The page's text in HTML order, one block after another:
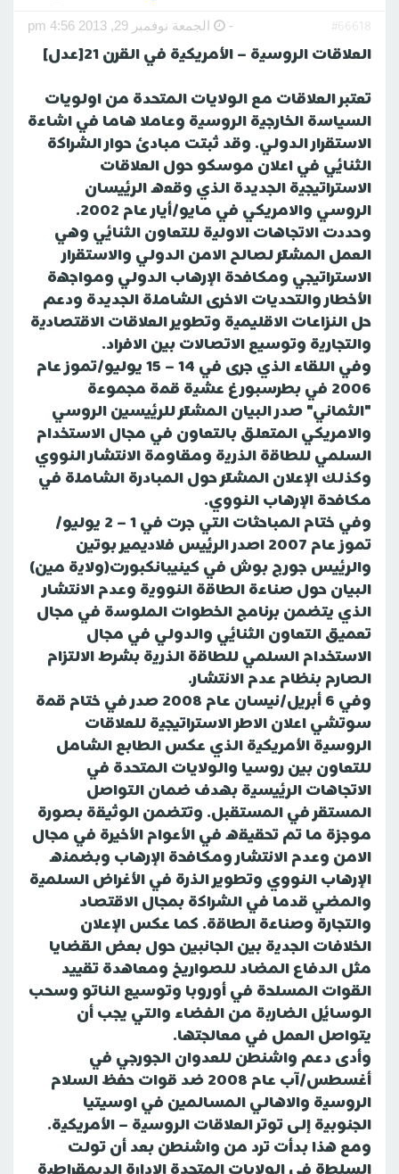
- الجمعة نوفمبر 29, 2013 4:56 pm #66618
العلاقات الروسية – الأمريكية في القرن 21[عدل]
تعتبر العلاقات مع الولايات المتحدة من اولويات
السياسة الخارجية الروسية وعاملا هاما في اشاعة
الاستقرار الدولي. وقد ثبتت مبادئ حوار الشراكة
الثنائي في اعلان موسكو حول العلاقات
الاستراتيجية الجديدة الذي وقعه الرئيسان
الروسي والامريكي في مايو/أيار عام 2002.
وحددت الاتجاهات الاولية للتعاون الثنائي وهي
العمل المشترك لصالح الامن الدولي والاستقرار
الاستراتيجي ومكافحة الإرهاب الدولي ومواجهة
الأخطار والتحديات الاخرى الشاملة الجديدة ودعم
حل النزاعات الاقليمية وتطوير العلاقات الاقتصادية
والتجارية وتوسيع الاتصالات بين الافراد.
وفي اللقاء الذي جرى في 14 – 15 يوليو/تموز عام
2006 في بطرسبورغ عشية قمة مجموعة
"الثماني" صدر البيان المشترك للرئيسين الروسي
والامريكي المتعلق بالتعاون في مجال الاستخدام
السلمي للطاقة الذرية ومقاومة الانتشار النووي
وكذلك الإعلان المشترك حول المبادرة الشاملة في
مكافحة الإرهاب النووي.
وفي ختام المباحثات التي جرت في 1 – 2 يوليو/
تموز عام 2007 اصدر الرئيس فلاديمير بوتين
والرئيس جورج بوش في كينيبانكبورت(ولاية مين)
البيان حول صناعة الطاقة النووية وعدم الانتشار
الذي يتضمن برنامج الخطوات الملوسة في مجال
تعميق التعاون الثنائي والدولي في مجال
الاستخدام السلمي للطاقة الذرية بشرط الالتزام
الصارم بنظام عدم الانتشار.
وفي 6 أبريل/نيسان عام 2008 صدر في ختام قمة
سوتشي اعلان الاطر الاستراتيجية للعلاقات
الروسية الأمريكية الذي عكس الطابع الشامل
للتعاون بين روسيا والولايات المتحدة في
الاتجاهات الرئيسية بهدف ضمان التواصل
المستقر في المستقبل. وتتضمن الوثيقة بصورة
موجزة ما تم تحقيقه في الأعوام الأخيرة في مجال
الامن وعدم الانتشار ومكافحة الإرهاب وبضمنه
الإرهاب النووي وتطوير الذرة في الأغراض السلمية
والمضي قدما في الشراكة بمجال الاقتصاد
والتجارة وصناعة الطاقة. كما عكس الإعلان
الخلافات الجدية بين الجانبين حول بعض القضايا
مثل الدفاع المضاد للصواريخ ومعاهدة تقييد
القوات المسلحة في أوروبا وتوسيع الناتو وسحب
الوسائل الضاربة من الفضاء والتي يجب أن
يتواصل العمل في معالجتها.
وأدى دعم واشنطن للعدوان الجورجي في
أغسطس/آب عام 2008 ضد قوات حفظ السلام
الروسية والاهالي المسالمين في اوسيتيا
الجنوبية إلى توتر العلاقات الروسية – الأمريكية.
ومع هذا بدأت ترد من واشنطن بعد أن تولت
السلطة في الولايات المتحدة الإدارة الديمقراطية